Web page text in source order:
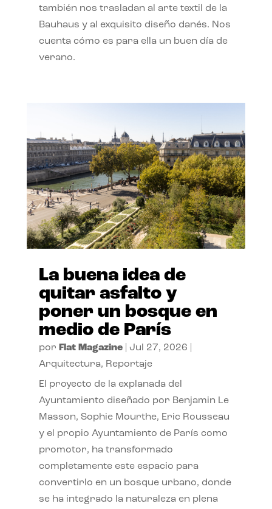
también nos trasladan al arte textil de la
Bauhaus y al exquisito diseño danés. Nos
cuenta cómo es para ella un buen día de
verano.
La buena idea de
quitar asfalto y
poner un bosque en
medio de París
por Flat Magazine| Jul 27, 2026
Arquitectura, Reportaje
El proyecto de la explanada del
Ayuntamiento diseñado por Benjamin Le
Masson, Sophie Mourthe, Eric Rousseau
y el propio Ayuntamiento de París como
promotor, ha transformado
completamente este espacio para
convertirlo en un bosque urbano, donde
se ha integrado la naturaleza en plena